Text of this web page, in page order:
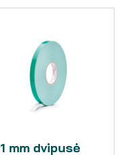
1 mm dvipusė